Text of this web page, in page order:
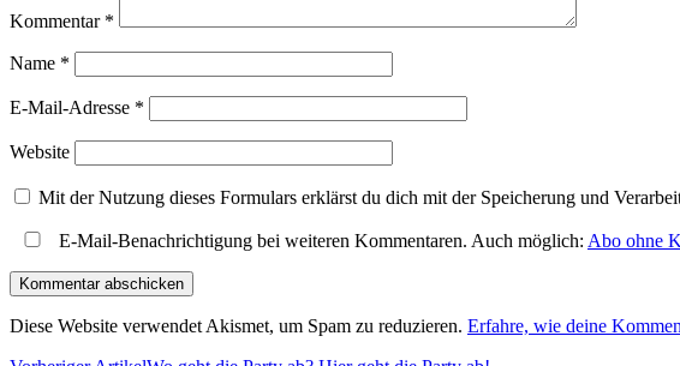
Kommentar *
Name *
E-Mail-Adresse *
Website
Mit der Nutzung dieses Formulars erklärst du dich mit der Speicherung und
E-Mail-Benachrichtigung bei weiteren Kommentaren. Auch möglich: Abo ohne
Diese Website verwendet Akismet, um Spam zu reduzieren. Erfahre, wie deine